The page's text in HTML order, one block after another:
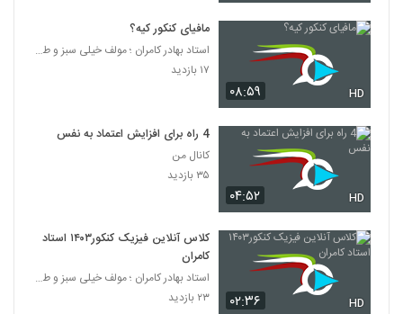
۰۸:۵۹ HD
مافیای کنکور کیه؟
استاد بهادر کامران ؛ مولف خیلی سبز و طراح قلم چی
۱۷ بازدید
۰۴:۵۲ HD
4 راه برای افزایش اعتماد به نفس
کانال من
۳۵ بازدید
۰۲:۳۶ HD
کلاس آنلاین فیزیک کنکور۱۴۰۳ استاد
کامران
استاد بهادر کامران ؛ مولف خیلی سبز و طراح قلم چی
۲۳ بازدید